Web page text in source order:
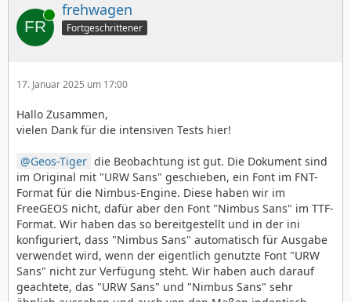
Online frehwagen
Fortgeschrittener
17. Januar 2025 um 17:00
Hallo Zusammen,
vielen Dank für die intensiven Tests hier!
Geos-Tiger die Beobachtung ist gut. Die Dokument sind
im Original mit "URW Sans" geschieben, ein Font im FNT-
Format für die Nimbus-Engine. Diese haben wir im
FreeGEOS nicht, dafür aber den Font "Nimbus Sans" im TTF-
Format. Wir haben das so bereitgestellt und in der ini
konfiguriert, dass "Nimbus Sans" automatisch für Ausgabe
verwendet wird, wenn der eigentlich genutzte Font "URW
Sans" nicht zur Verfügung steht. Wir haben auch darauf
geachtete, das "URW Sans" und "Nimbus Sans" sehr